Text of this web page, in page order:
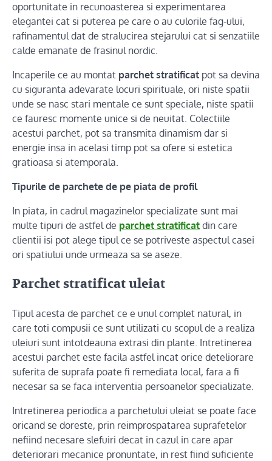
oportunitate in recunoasterea si experimentarea
elegantei cat si puterea pe care o au culorile fag-ului,
rafinamentul dat de stralucirea stejarului cat si senzatiile
calde emanate de frasinul nordic.
Incaperile ce au montat parchet stratificat pot sa devina
cu siguranta adevarate locuri spirituale, ori niste spatii
unde se nasc stari mentale ce sunt speciale, niste spatii
ce fauresc momente unice si de neuitat. Colectiile
acestui parchet, pot sa transmita dinamism dar si
energie insa in acelasi timp pot sa ofere si estetica
gratioasa si atemporala.
Tipurile de parchete de pe piata de profil
In piata, in cadrul magazinelor specializate sunt mai
multe tipuri de astfel de parchet stratificat din care
clientii isi pot alege tipul ce se potriveste aspectul casei
ori spatiului unde urmeaza sa se aseze.
Parchet stratificat uleiat
Tipul acesta de parchet ce e unul complet natural, in
care toti compusii ce sunt utilizati cu scopul de a realiza
uleiuri sunt intotdeauna extrasi din plante. Intretinerea
acestui parchet este facila astfel incat orice deteliorare
suferita de suprafa poate fi remediata local, fara a fi
necesar sa se faca interventia persoanelor specializate.
Intretinerea periodica a parchetului uleiat se poate face
oricand se doreste, prin reimprospatarea suprafetelor
nefiind necesare slefuiri decat in cazul in care apar
deteriorari mecanice pronuntate, in rest fiind suficiente